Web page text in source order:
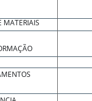
MATERIAIS